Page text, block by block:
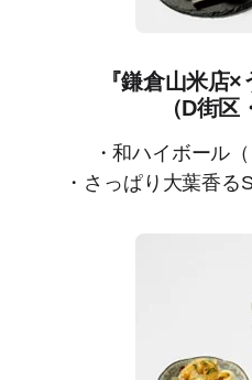
『鎌倉山米店×
（D街区
・和ハイボール
・さっぱり大葉香る